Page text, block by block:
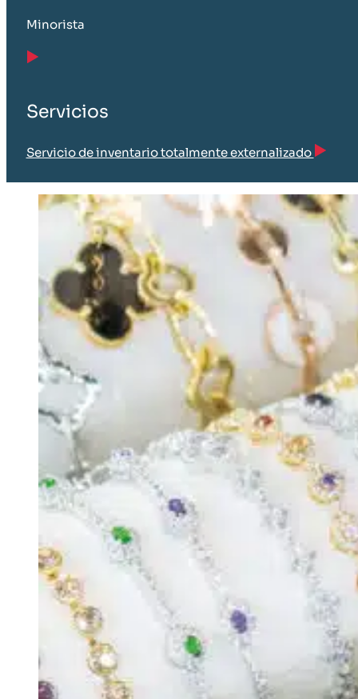
Minorista
Servicios
Servicio de inventario totalmente externalizado